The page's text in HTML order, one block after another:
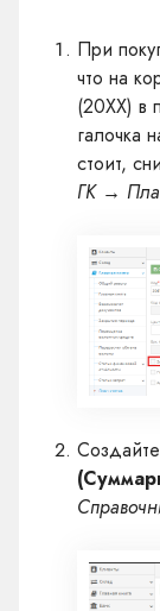
При
что на
(20XX) в
галочка
стоит,
ГК →